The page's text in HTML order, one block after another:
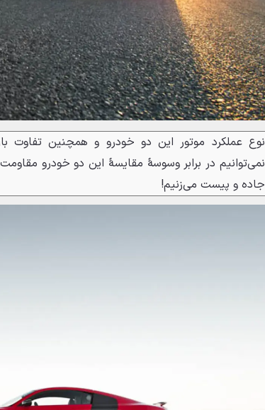
نوع عملکرد موتور این دو خودرو و همچنین تفاوت
نمی‌توانیم در برابر وسوسهٔ مقایسهٔ این دو خودرو
جاده و پیست می‌زنیم!